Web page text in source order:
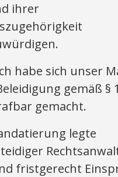
ihrer
habe sich unser
gemäß §
gemacht.
legte
fristgerecht